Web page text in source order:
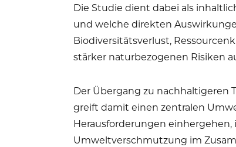
Die Studie dient dabei als
und welche direkten
Biodiversitätsverlust,
stärker naturbezogenen Risiken
Der Übergang zu nachhaltigeren
greift damit einen zentralen
Herausforderungen
Umweltverschmutzung im